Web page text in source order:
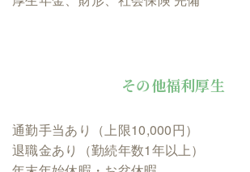
その他福利厚生
通勤手当あり（上限10,000円）
退職金あり（勤続年数1年以上）